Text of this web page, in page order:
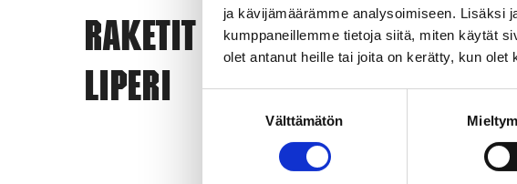
ja kävijämäärämme analysoimiseen. Lisäksi
kumppaneillemme tietoja siitä, miten käytät
olet antanut heille tai joita on kerätty, kun olet
Välttämätön
Raketit
Liperi
Raketitovat
erilaisia efektejä,
yksittäisiä
Kun etsit